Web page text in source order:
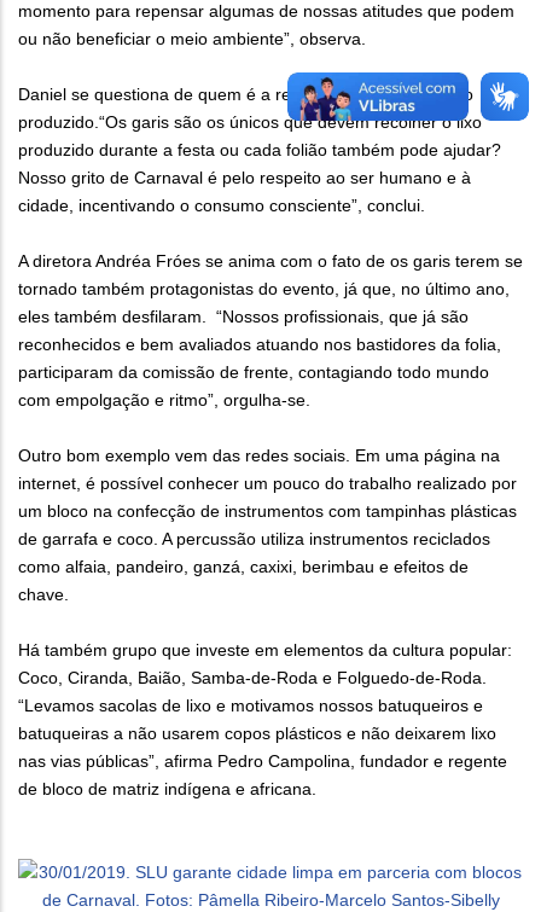
momento para repensar algumas de nossas atitudes que podem
ou não beneficiar o meio ambiente”, observa.
Daniel se questiona de quem é a responsabilidade pelo lixo
produzido.“Os garis são os únicos que devem recolher o lixo
produzido durante a festa ou cada folião também pode ajudar?
Nosso grito de Carnaval é pelo respeito ao ser humano e à
cidade, incentivando o consumo consciente”, conclui.
A diretora Andréa Fróes se anima com o fato de os garis terem se
tornado também protagonistas do evento, já que, no último ano,
eles também desfilaram. “Nossos profissionais, que já são
reconhecidos e bem avaliados atuando nos bastidores da folia,
participaram da comissão de frente, contagiando todo mundo
com empolgação e ritmo”, orgulha-se.
Outro bom exemplo vem das redes sociais. Em uma página na
internet, é possível conhecer um pouco do trabalho realizado por
um bloco na confecção de instrumentos com tampinhas plásticas
de garrafa e coco. A percussão utiliza instrumentos reciclados
como alfaia, pandeiro, ganzá, caxixi, berimbau e efeitos de
chave.
Há também grupo que investe em elementos da cultura popular:
Coco, Ciranda, Baião, Samba-de-Roda e Folguedo-de-Roda.
“Levamos sacolas de lixo e motivamos nossos batuqueiros e
batuqueiras a não usarem copos plásticos e não deixarem lixo
nas vias públicas”, afirma Pedro Campolina, fundador e regente
de bloco de matriz indígena e africana.